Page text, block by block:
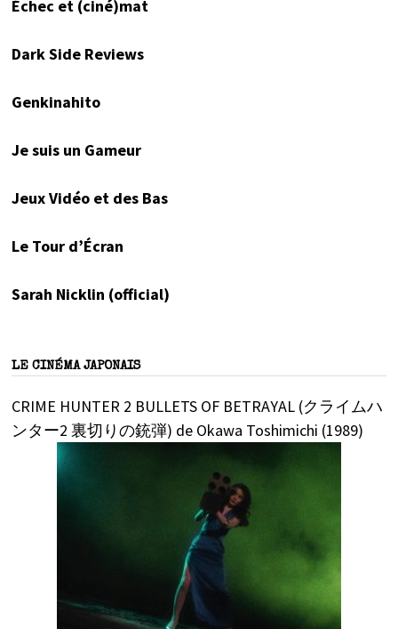
Échec et (ciné)mat
Dark Side Reviews
Genkinahito
Je suis un Gameur
Jeux Vidéo et des Bas
Le Tour d’Écran
Sarah Nicklin (official)
LE CINÉMA JAPONAIS
CRIME HUNTER 2 BULLETS OF BETRAYAL (クライムハ
ンター2 裏切りの銃弾) de Okawa Toshimichi (1989)